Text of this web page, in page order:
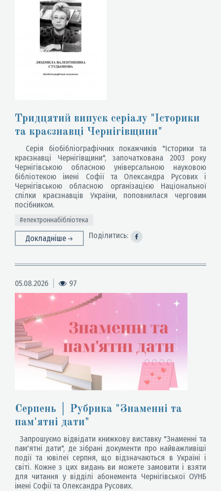
Тридцятий випуск серіалу "Історики
та краєзнавці Чернігівщини"
Серія біобібліографічних покажчиків "Історики та
краєзнавці Чернігівщини", започаткована 2003 року
Чернігівською обласною універсальною науковою
бібліотекою імені Софії та Олександра Русових і
Чернігівською обласною організацією Національної
спілки краєзнавців України, поповнилася черговим
посібником.
#електроннабібліотека
Докладніше Поділитись:
05.08.2026 97
Серпень │ Рубрика "Знаменні та
пам'ятні дати"
Запрошуємо відвідати книжкову виставку "Знаменні та
пам'ятні дати", де зібрані документи про найважливіші
події та ювілеї серпня, що відзначаються в Україні і
світі. Кожне з цих видань ви можете замовити і взяти
для читання у відділі абонемента Чернігівської ОУНБ
імені Софії та Олександра Русових.